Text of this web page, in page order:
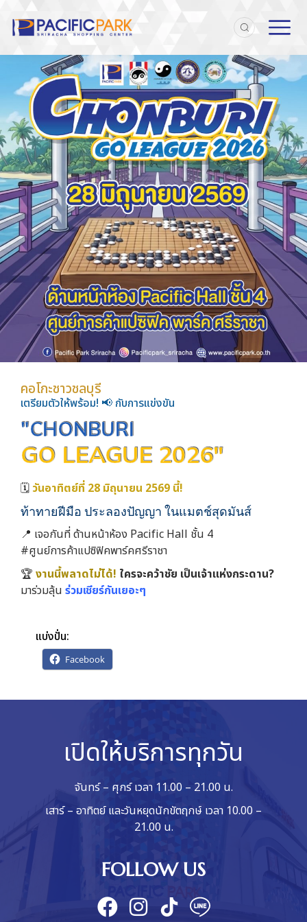
คอโกะชาวชลบุรี
เตรียมตัวให้พร้อม! 📢 กับการแข่งขัน
"CHONBURI
GO LEAGUE 2026"
🗓️ วันอาทิตย์ที่ 28 มิถุนายน 2569 นี้!
ท้าทายฝีมือ ประลองปัญญา ในแมตช์สุดมันส์
📍 เจอกันที่ ด้านหน้าห้อง Pacific Hall ชั้น 4
#ศูนย์การค้าแปซิฟิคพาร์คศรีราชา
🏆 งานนี้พลาดไม่ได้! ใครจะคว้าชัย เป็นเจ้าแห่งกระดาน?
มาร่วมลุ้น ร่วมเชียร์กันเยอะๆ
แบ่งปั่น:
Facebook
เปิดให้บริการทุกวัน
จันทร์ – ศุกร์ เวลา 11.00 – 21.00 น.
เสาร์ – อาทิตย์ และวันหยุดนักขัตฤกษ์ เวลา 10.00 –
21.00 น.
FOLLOW US